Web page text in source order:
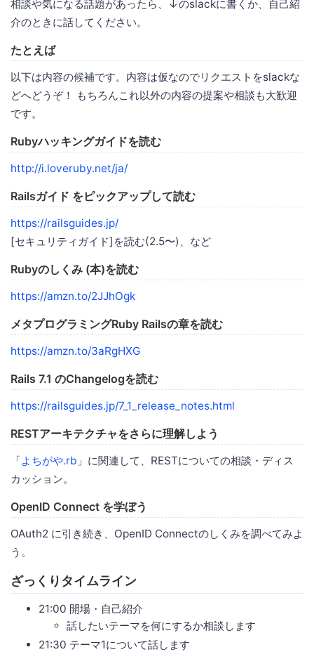
相談や気になる話題があったら、↓のslackに書くか、自己紹
介のときに話してください。
たとえば
以下は内容の候補です。内容は仮なのでリクエストをslackな
どへどうぞ！ もちろんこれ以外の内容の提案や相談も大歓迎
です。
Rubyハッキングガイドを読む
http://i.loveruby.net/ja/
Railsガイド をピックアップして読む
https://railsguides.jp/
[セキュリティガイド]を読む(2.5〜)、など
Rubyのしくみ (本)を読む
https://amzn.to/2JJhOgk
メタプログラミングRuby Railsの章を読む
https://amzn.to/3aRgHXG
Rails 7.1 のChangelogを読む
https://railsguides.jp/7_1_release_notes.html
RESTアーキテクチャをさらに理解しよう
「よちがや.rb 」に関連して、RESTについての相談・ディス
カッション。
OpenID Connect を学ぼう
OAuth2 に引き続き、OpenID Connectのしくみを調べてみよ
う。
ざっくりタイムライン
21:00 開場・自己紹介
話したいテーマを何にするか相談します
21:30 テーマ1について話します